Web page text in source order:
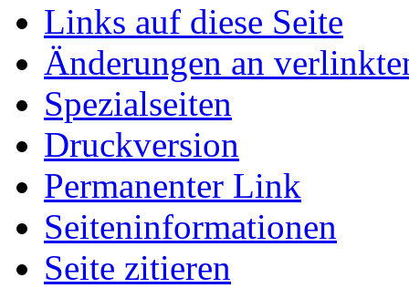
Links auf diese Seite
Änderungen an
Spezialseiten
Druckversion
Permanenter Link
Seiten­informationen
Seite zitieren